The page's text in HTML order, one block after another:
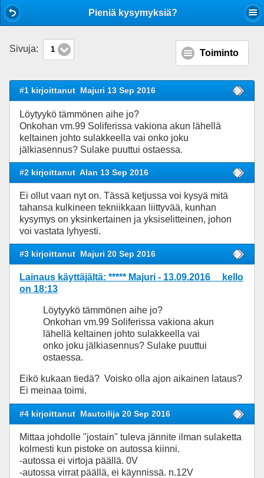
Pieniä kysymyksiä?
Sivuja: 1 Toiminto
#1 kirjoittanut Majuri 13 Sep 2016
Löytyykö tämmönen aihe jo?
Onkohan vm.99 Soliferissa vakiona akun lähellä
keltainen johto sulakkeella vai onko joku
jälkiasennus? Sulake puuttui ostaessa.
#2 kirjoittanut Alan 13 Sep 2016
Ei ollut vaan nyt on. Tässä ketjussa voi kysyä mitä
tahansa kulkineen tekniikkaan liittyvää, kunhan
kysymys on yksinkertainen ja yksiselitteinen, johon
voi vastata lyhyesti.
#3 kirjoittanut Majuri 20 Sep 2016
Lainaus käyttäjältä: ***** Majuri - 13.09.2016 kello
on 18:13
Löytyykö tämmönen aihe jo?
Onkohan vm.99 Soliferissa vakiona akun
lähellä keltainen johto sulakkeella vai
onko joku jälkiasennus? Sulake puuttui
ostaessa.
Eikö kukaan tiedä? Voisko olla ajon aikainen lataus?
Ei meinaa toimi.
#4 kirjoittanut Mautoilija 20 Sep 2016
Mittaa johdolle "jostain" tuleva jännite ilman sulaketta
kolmesti kun pistoke on autossa kiinni.
-autossa ei virtoja päällä. 0V
-autossa virrat päällä, ei käynnissä. n.12V